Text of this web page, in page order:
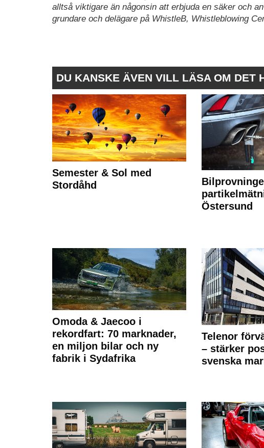
alltså viktigare än någonsin att erbjuda en säker och
grundare och delägare på WhistleB, Whistleblowing
DU KANSKE ÄVEN VILL LÄSA OM DET
Semester & Sol med
Stordåhd
Östersund
Omoda & Jaecoo i
rekordfart: 70 marknader,
en miljon bilar och ny
fabrik i Sydafrika
Telenor
– stärker
svenska